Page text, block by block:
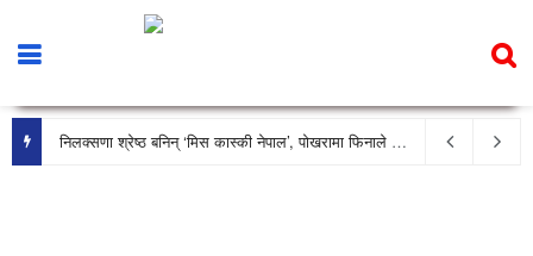
निलक्सणा श्रेष्ठ बनिन् ‘मिस कास्की नेपाल’, पोखरामा फिनाले भव्य रूपमा सम्पन्न